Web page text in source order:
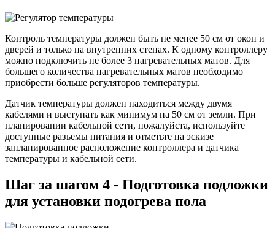
Контроль температуры должен быть не менее 50 см от окон и
дверей и только на внутренних стенах. К одному контроллеру
можно подключить не более 3 нагревательных матов. Для
большего количества нагревательных матов необходимо
приобрести больше регуляторов температуры.
Датчик температуры должен находиться между двумя
кабелями и выступать как минимум на 50 см от земли. При
планировании кабельной сети, пожалуйста, используйте
доступные разъемы питания и отметьте на эскизе
запланированное расположение контроллера и датчика
температуры и кабельной сети.
Шаг за шагом 4 - Подготовка подложки
для установки подогрева пола